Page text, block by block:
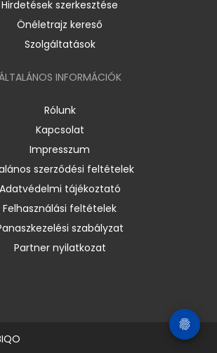
Hirdetések szerkesztése
Önéletrajz kereső
Szolgáltatások
INFORMÁCIÓK
Rólunk
Kapcsolat
Impresszum
szerződési feltételek
Adatvédelmi tájékoztató
Felhasználási feltételek
szabályzat
Partner nyilatkozat